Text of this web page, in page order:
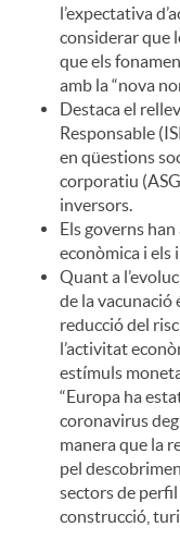
l’expectativa
considerar que
que els
amb la “nova
Destaca el
Responsable
en qüestions
corporatiu
inversors.
Els governs
econòmica i els
Quant a
de la vacunació
reducció del
l’activitat
estímuls
“Europa ha
coronavirus
manera que la
pel
sectors de
construcció,